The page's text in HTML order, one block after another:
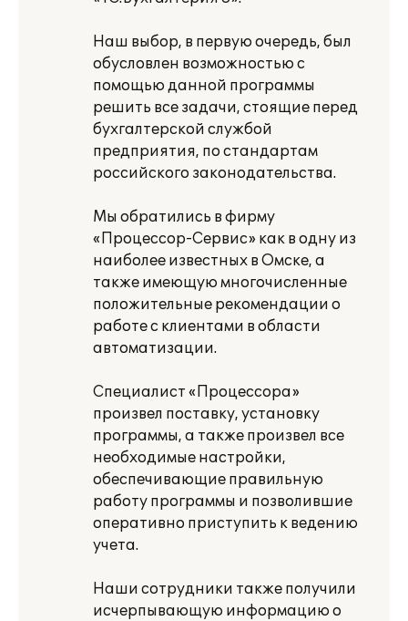
Наш выбор, в первую очередь, был
обусловлен возможностью с
помощью данной программы
решить все задачи, стоящие перед
бухгалтерской службой
предприятия, по стандартам
российского законодательства.
Мы обратились в фирму
«Процессор-Сервис» как в одну из
наиболее известных в Омске, а
также имеющую многочисленные
положительные рекомендации о
работе с клиентами в области
автоматизации.
Специалист «Процессора»
произвел поставку, установку
программы, а также произвел все
необходимые настройки,
обеспечивающие правильную
работу программы и позволившие
оперативно приступить к ведению
учета.
Наши сотрудники также получили
исчерпывающую информацию о